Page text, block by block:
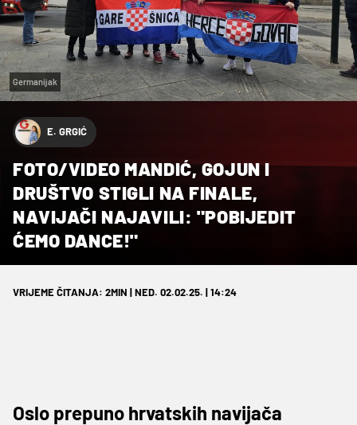
Germanijak
E. GRGIĆ
FOTO/VIDEO MANDIĆ, GOJUN I
DRUŠTVO STIGLI NA FINALE,
NAVIJAČI NAJAVILI: "POBIJEDIT
ĆEMO DANCE!"
VRIJEME ČITANJA: 2MIN | NED. 02.02.25. | 14:24
Oslo prepuno hrvatskih navijača